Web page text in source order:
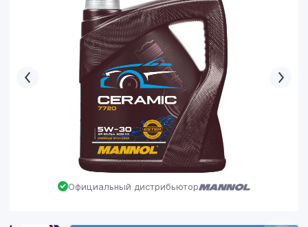
Официальный дистрибьютор